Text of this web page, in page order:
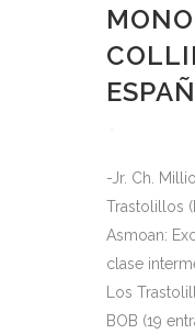
-Jr. Ch.
Trastolillos
Asmoan:
clase
Los
BOB (19